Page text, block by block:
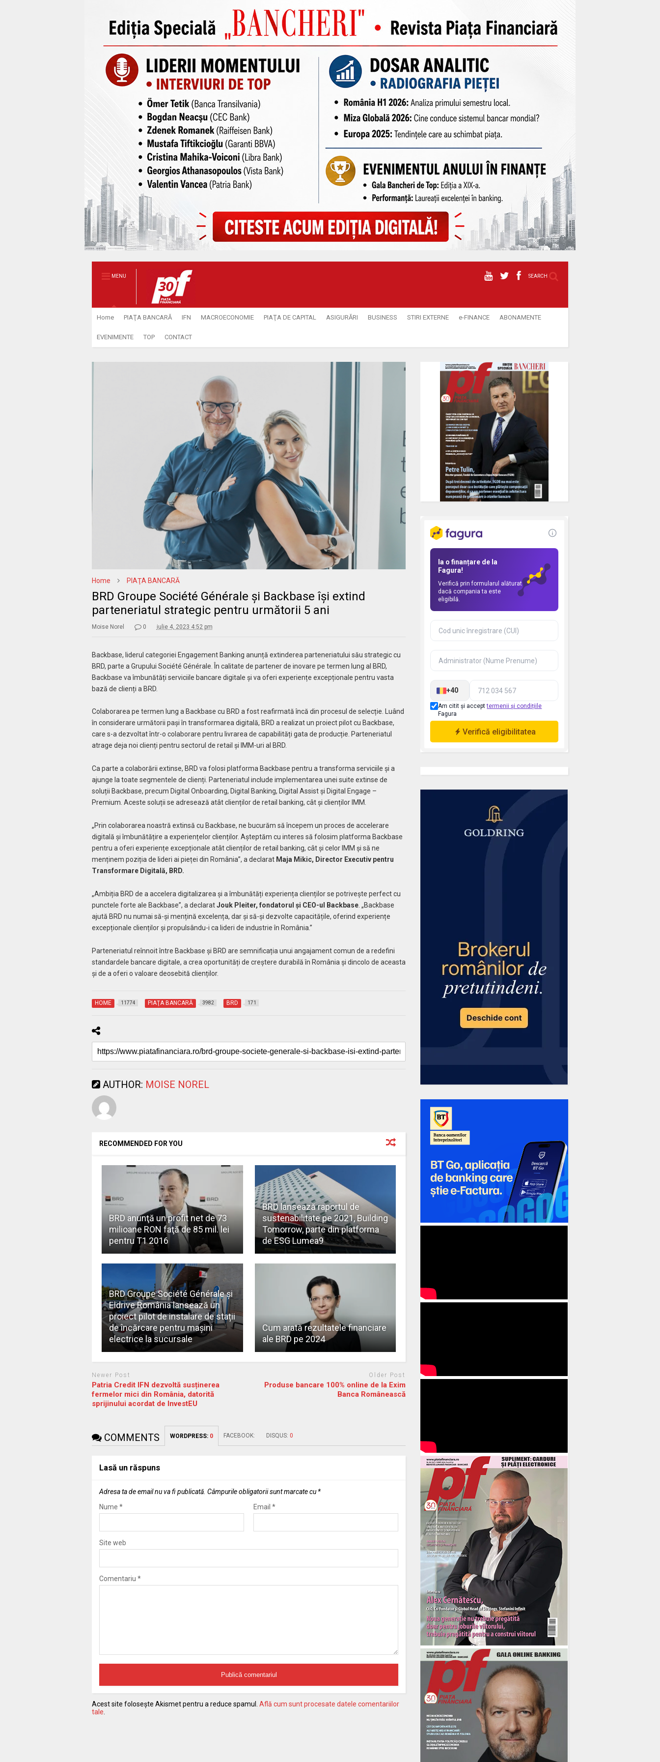
MENU SEARCH
Home PIAŢA BANCARĂ IFN MACROECONOMIE PIAŢA DE CAPITAL ASIGURĂRI BUSINESS STIRI EXTERNE e-FINANCE ABONAMENTE
EVENIMENTE TOP CONTACT
Home PIAŢA BANCARĂ
BRD Groupe Société Générale și Backbase își extind
parteneriatul strategic pentru următorii 5 ani
Moise Norel 0 iulie 4, 2023 4:52 pm
Backbase, liderul categoriei Engagement Banking anunță extinderea parteneriatului său strategic cu
BRD, parte a Grupului Société Générale. În calitate de partener de inovare pe termen lung al BRD,
Backbase va îmbunătăți serviciile bancare digitale și va oferi experiențe excepționale pentru vasta
bază de clienți a BRD.
Colaborarea pe termen lung a Backbase cu BRD a fost reafirmată încă din procesul de selecție. Luând
în considerare următorii pași în transformarea digitală, BRD a realizat un proiect pilot cu Backbase,
care s-a dezvoltat într-o colaborare pentru livrarea de capabilități gata de producție. Parteneriatul
atrage deja noi clienți pentru sectorul de retail și IMM-uri al BRD.
Ca parte a colaborării extinse, BRD va folosi platforma Backbase pentru a transforma serviciile și a
ajunge la toate segmentele de clienți. Parteneriatul include implementarea unei suite extinse de
soluții Backbase, precum Digital Onboarding, Digital Banking, Digital Assist și Digital Engage –
Premium. Aceste soluții se adresează atât clienților de retail banking, cât și clienților IMM.
„Prin colaborarea noastră extinsă cu Backbase, ne bucurăm să începem un proces de accelerare
digitală și îmbunătățire a experiențelor clienților. Așteptăm cu interes să folosim platforma Backbase
pentru a oferi experiențe excepționale atât clienților de retail banking, cât și celor IMM și să ne
menținem poziția de lideri ai pieței din România”, a declarat Maja Mikic, Director Executiv pentru
Transformare Digitală, BRD.
„Ambiția BRD de a accelera digitalizarea și a îmbunătăți experiența clienților se potrivește perfect cu
punctele forte ale Backbase”, a declaratJouk Pleiter, fondatorul și CEO-ul Backbase. „Backbase
ajută BRD nu numai să-și mențină excelența, dar și să-și dezvolte capacitățile, oferind experiențe
excepționale clienților și propulsându-i ca lideri de industrie în România.”
Parteneriatul reînnoit între Backbase și BRD are semnificația unui angajament comun de a redefini
standardele bancare digitale, a crea oportunități de creștere durabilăîn România și dincolo de aceasta
și de a oferi o valoare deosebită clienților.
HOME 11774 PIAŢA BANCARĂ 3982 BRD 171
AUTHOR: MOISE NOREL
RECOMMENDED FOR YOU
BRD anunţă un profit net de 73
milioane RON faţă de 85 mil. lei
pentru T1 2016
BRD lansează raportul de
sustenabilitate pe 2021, Building
Tomorrow, parte din platforma
de ESG Lumea9
BRD Groupe Société Générale și
Eldrive România lansează un
proiect pilot de instalare de stații
de încărcare pentru mașini
electrice la sucursale
Cum arată rezultatele financiare
ale BRD pe 2024
Newer Post
Patria Credit IFN dezvoltă susținerea
fermelor mici din România, datorită
sprijinului acordat de InvestEU
Older Post
Produse bancare 100% online de la Exim
Banca Românească
COMMENTS WORDPRESS: 0 FACEBOOK: DISQUS: 0
Lasă un răspuns
Adresa ta de email nu va fi publicată. Câmpurile obligatorii sunt marcate cu *
Nume * Email *
Site web
Comentariu *
Acest site folosește Akismet pentru a reduce spamul. Află cum sunt procesate datele comentariilor
tale